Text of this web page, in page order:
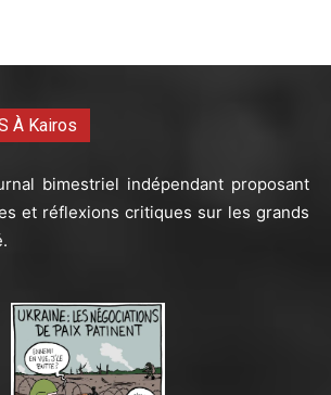
À Kairos
bimestriel indépendant proposant
et réflexions critiques sur les grands